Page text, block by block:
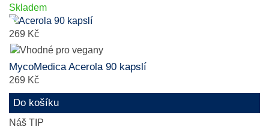
Skladem
269 Kč
MycoMedica Acerola 90 kapslí
269 Kč
Do košíku
Náš TIP